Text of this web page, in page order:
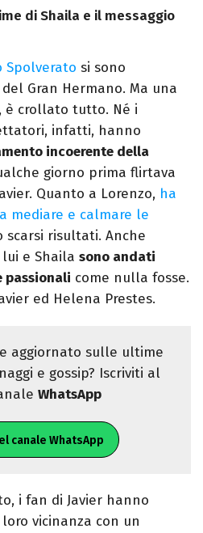
di Shaila e il messaggio
Spolverato si sono
Gran Hermano. Ma una
crollato tutto. Né i
infatti, hanno
incoerente della
giorno prima flirtava
Quanto a Lorenzo, ha
mediare e calmare le
risultati. Anche
e Shaila sono andati
passionali come nulla fosse.
ed Helena Prestes.
aggiornato sulle ultime
e gossip? Iscriviti al
WhatsApp
canale WhatsApp
i fan di Javier hanno
vicinanza con un